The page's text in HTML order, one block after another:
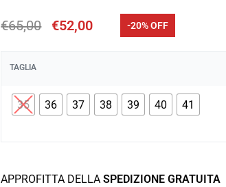
€65,00 €52,00 -20% OFF
TAGLIA
35 36 37 38 39 40 41
APPROFITTA DELLASPEDIZIONE GRATUITA